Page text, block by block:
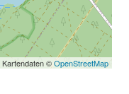
Kartendaten ©OpenStreetMap